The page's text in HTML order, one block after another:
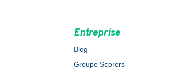
Entreprise
Blog
Groupe Scorers